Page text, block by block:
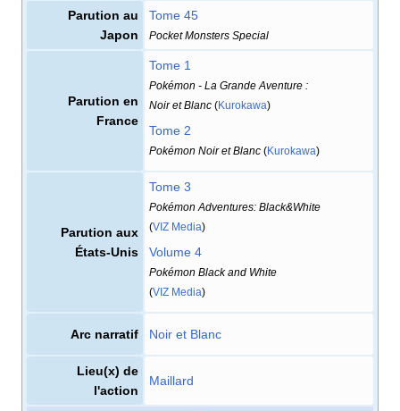
Parution au
Japon
Tome 45
Pocket Monsters Special
Parution en
France
Tome 1
Pokémon - La Grande Aventure :
Noir et Blanc (Kurokawa)
Tome 2
Pokémon Noir et Blanc (Kurokawa)
Parution aux
États-Unis
Tome 3
Pokémon Adventures: Black&White
(VIZ Media)
Volume 4
Pokémon Black and White
(VIZ Media)
Arc narratif Noir et Blanc
Lieu(x) de
l'action
Maillard